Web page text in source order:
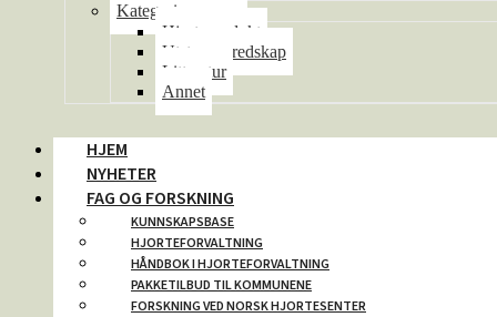
Kategorier
Hjorteprodukt
Utstyr og redskap
Litteratur
Annet
HJEM
NYHETER
FAG OG FORSKNING
KUNNSKAPSBASE
HJORTEFORVALTNING
HÅNDBOK I HJORTEFORVALTNING
PAKKETILBUD TIL KOMMUNENE
FORSKNING VED NORSK HJORTESENTER